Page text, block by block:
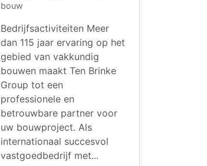
bouw
Bedrijfsactiviteiten Meer
dan 115 jaar ervaring op het
gebied van vakkundig
bouwen maakt Ten Brinke
Group tot een
professionele en
betrouwbare partner voor
uw bouwproject. Als
internationaal succesvol
vastgoedbedrijf met...